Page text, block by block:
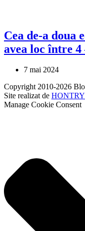
Cea de-a doua
avea loc între 4
7 mai 2024
Copyright 2010-2026
Site realizat de
Manage Cookie Consent